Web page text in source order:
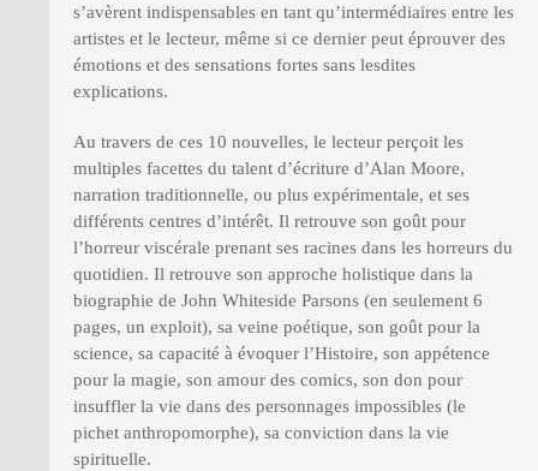
s’avèrent indispensables en tant qu’intermédiaires entre les
artistes et le lecteur, même si ce dernier peut éprouver des
émotions et des sensations fortes sans lesdites
explications.
Au travers de ces 10 nouvelles, le lecteur perçoit les
multiples facettes du talent d’écriture d’Alan Moore,
narration traditionnelle, ou plus expérimentale, et ses
différents centres d’intérêt. Il retrouve son goût pour
l’horreur viscérale prenant ses racines dans les horreurs du
quotidien. Il retrouve son approche holistique dans la
biographie de John Whiteside Parsons (en seulement 6
pages, un exploit), sa veine poétique, son goût pour la
science, sa capacité à évoquer l’Histoire, son appétence
pour la magie, son amour des comics, son don pour
insuffler la vie dans des personnages impossibles (le
pichet anthropomorphe), sa conviction dans la vie
spirituelle.